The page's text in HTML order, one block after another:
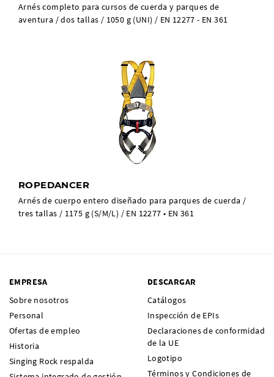
Arnés completo para cursos de cuerda y parques de
aventura / dos tallas / 1050 g (UNI) / EN 12277 - EN 361
ROPEDANCER
Arnés de cuerpo entero diseñado para parques de cuerda /
tres tallas / 1175 g (S/M/L) / EN 12277 • EN 361
EMPRESA
Sobre nosotros
Personal
Ofertas de empleo
Historia
Singing Rock respalda
DESCARGAR
Catálogos
Inspección de EPIs
Declaraciones de conformidad
de la UE
Logotipo
Términos y Condiciones de